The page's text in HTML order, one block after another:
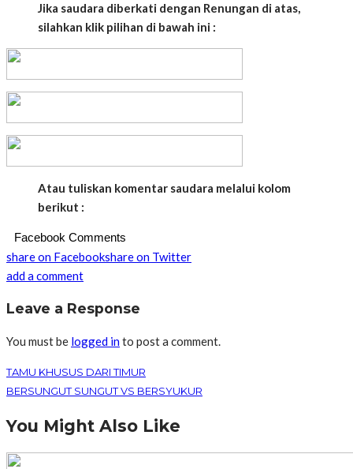
Jika saudara diberkati dengan Renungan di atas,
silahkan klik pilihan di bawah ini :
Atau tuliskan komentar saudara melalui kolom
berikut :
Facebook Comments
share on Facebookshare on Twitter
add a comment
Leave a Response
You must be logged into post a comment.
TAMU KHUSUS DARI TIMUR
BERSUNGUT SUNGUT VS BERSYUKUR
You Might Also Like